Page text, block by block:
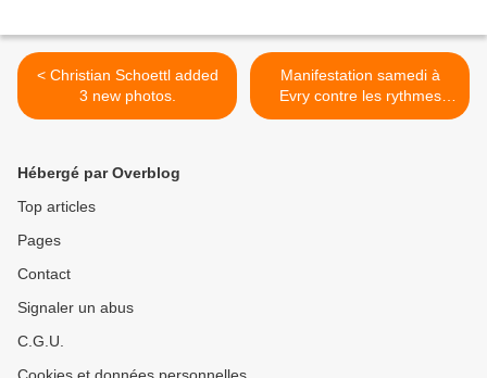
< Christian Schoettl added
3 new photos.
Manifestation samedi à
Evry contre les rythmes
scolaires >
Hébergé par Overblog
Top articles
Pages
Contact
Signaler un abus
C.G.U.